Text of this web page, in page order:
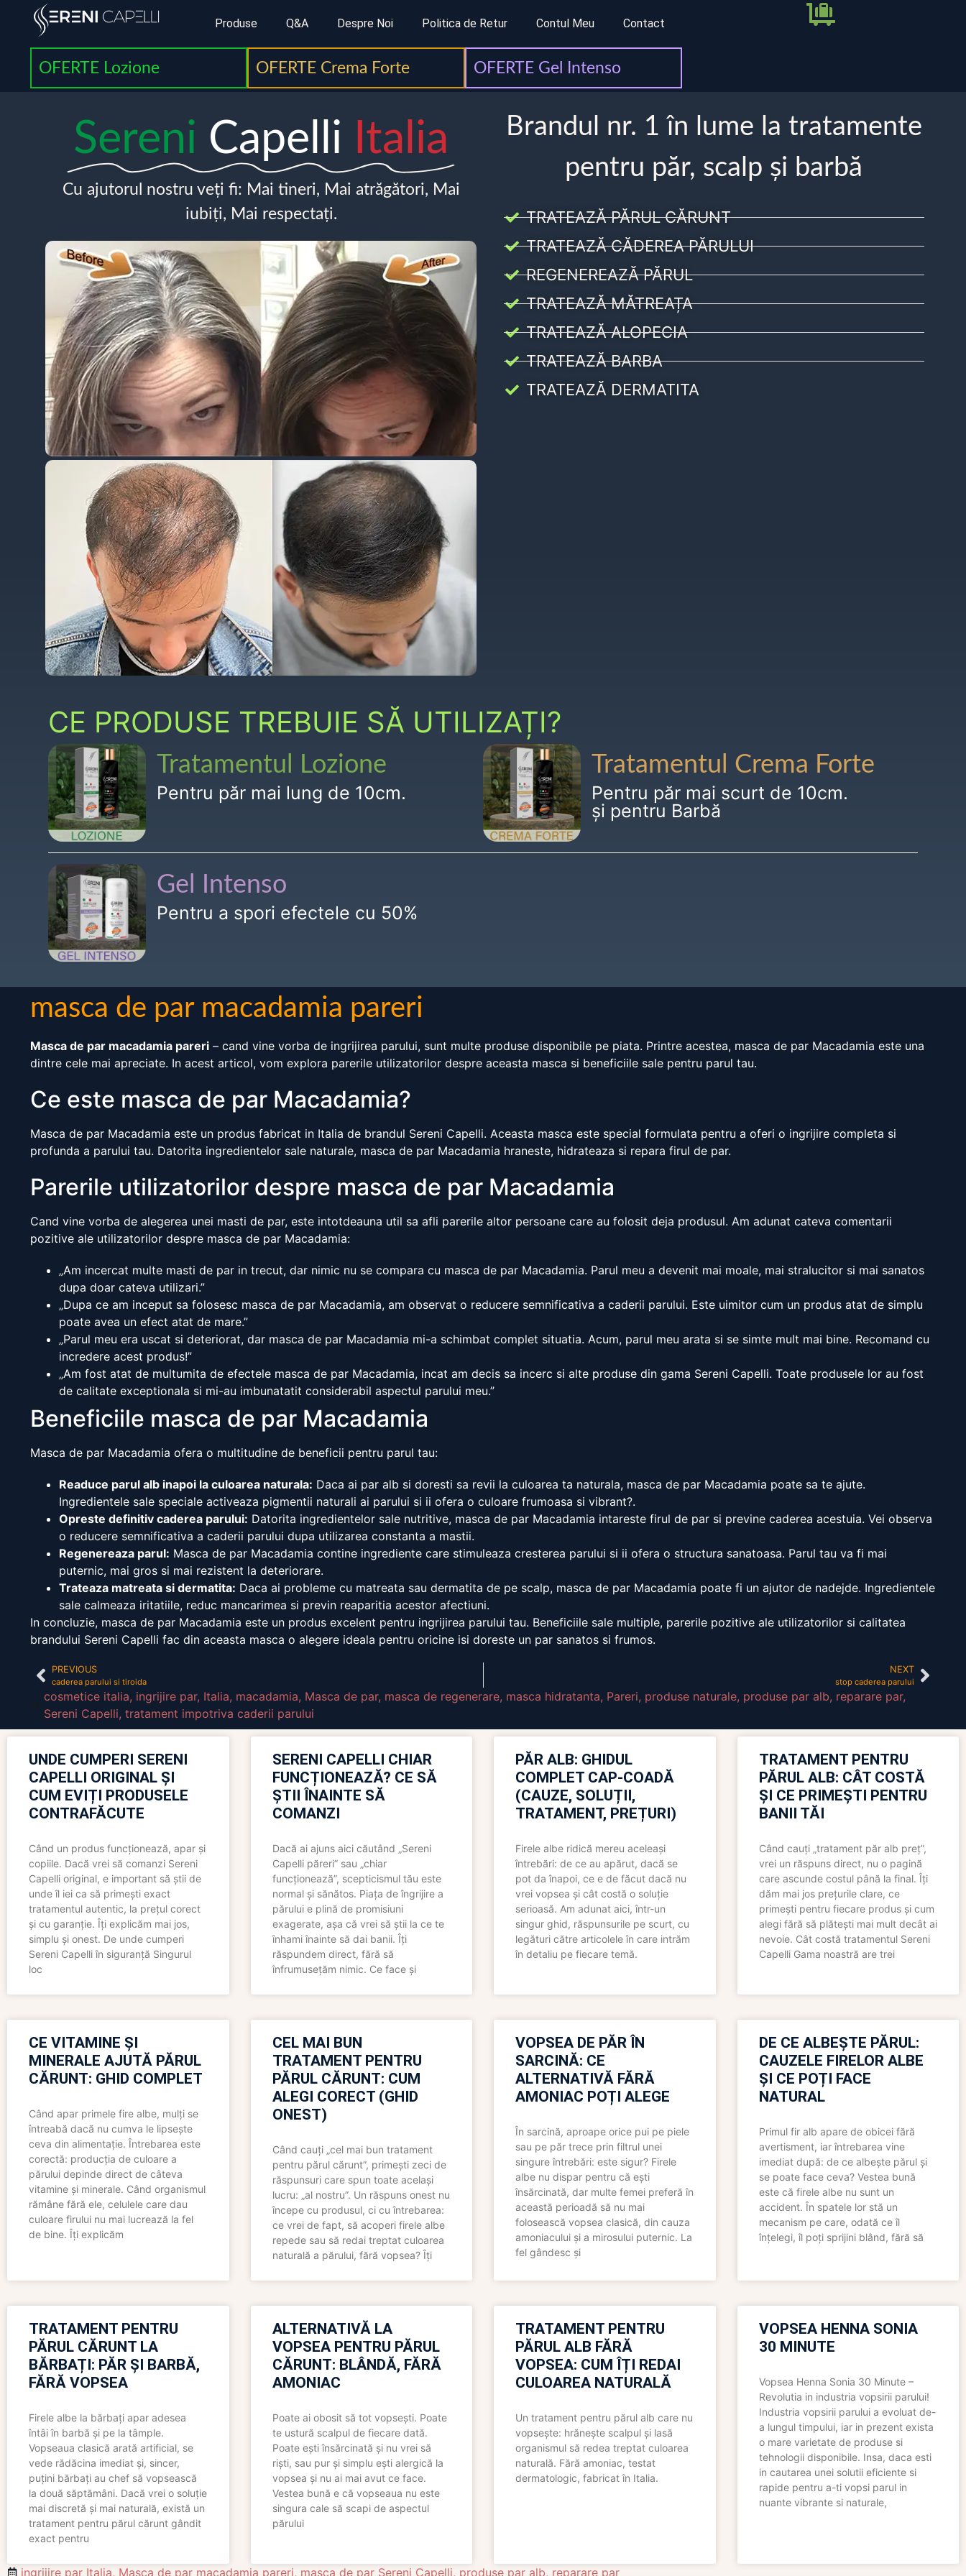
Produse Q&A Despre Noi Politica de Retur Contul Meu Contact
OFERTE Lozione OFERTE Crema Forte OFERTE Gel Intenso
Sereni Capelli Italia
Cu ajutorul nostru veți fi: Mai tineri, Mai atrăgători, Mai
iubiți, Mai respectați.
Brandul nr. 1 în lume la tratamente
pentru păr, scalp și barbă
TRATEAZĂ PĂRUL CĂRUNT
TRATEAZĂ CĂDEREA PĂRULUI
REGENEREAZĂ PĂRUL
TRATEAZĂ MĂTREAȚA
TRATEAZĂ ALOPECIA
TRATEAZĂ BARBA
TRATEAZĂ DERMATITA
CE PRODUSE TREBUIE SĂ UTILIZAȚI?
Tratamentul Lozione
Pentru păr mai lung de 10cm.
Tratamentul Crema Forte
Pentru păr mai scurt de 10cm.
și pentru Barbă
Gel Intenso
Pentru a spori efectele cu 50%
masca de par macadamia pareri
Masca de par macadamia pareri – cand vine vorba de ingrijirea parului, sunt multe produse disponibile pe piata. Printre acestea, masca de par Macadamia este una
dintre cele mai apreciate. In acest articol, vom explora parerile utilizatorilor despre aceasta masca si beneficiile sale pentru parul tau.
Ce este masca de par Macadamia?
Masca de par Macadamia este un produs fabricat in Italia de brandul Sereni Capelli. Aceasta masca este special formulata pentru a oferi o ingrijire completa si
profunda a parului tau. Datorita ingredientelor sale naturale, masca de par Macadamia hraneste, hidrateaza si repara firul de par.
Parerile utilizatorilor despre masca de par Macadamia
Cand vine vorba de alegerea unei masti de par, este intotdeauna util sa afli parerile altor persoane care au folosit deja produsul. Am adunat cateva comentarii
pozitive ale utilizatorilor despre masca de par Macadamia:
„Am incercat multe masti de par in trecut, dar nimic nu se compara cu masca de par Macadamia. Parul meu a devenit mai moale, mai stralucitor si mai sanatos
dupa doar cateva utilizari.”
„Dupa ce am inceput sa folosesc masca de par Macadamia, am observat o reducere semnificativa a caderii parului. Este uimitor cum un produs atat de simplu
poate avea un efect atat de mare.”
„Parul meu era uscat si deteriorat, dar masca de par Macadamia mi-a schimbat complet situatia. Acum, parul meu arata si se simte mult mai bine. Recomand cu
incredere acest produs!”
„Am fost atat de multumita de efectele masca de par Macadamia, incat am decis sa incerc si alte produse din gama Sereni Capelli. Toate produsele lor au fost
de calitate exceptionala si mi-au imbunatatit considerabil aspectul parului meu.”
Beneficiile masca de par Macadamia
Masca de par Macadamia ofera o multitudine de beneficii pentru parul tau:
Readuce parul alb inapoi la culoarea naturala: Daca ai par alb si doresti sa revii la culoarea ta naturala, masca de par Macadamia poate sa te ajute.
Ingredientele sale speciale activeaza pigmentii naturali ai parului si ii ofera o culoare frumoasa si vibrant?.
Opreste definitiv caderea parului: Datorita ingredientelor sale nutritive, masca de par Macadamia intareste firul de par si previne caderea acestuia. Vei observa
o reducere semnificativa a caderii parului dupa utilizarea constanta a mastii.
Regenereaza parul: Masca de par Macadamia contine ingrediente care stimuleaza cresterea parului si ii ofera o structura sanatoasa. Parul tau va fi mai
puternic, mai gros si mai rezistent la deteriorare.
Trateaza matreata si dermatita: Daca ai probleme cu matreata sau dermatita de pe scalp, masca de par Macadamia poate fi un ajutor de nadejde. Ingredientele
sale calmeaza iritatiile, reduc mancarimea si previn reaparitia acestor afectiuni.
In concluzie, masca de par Macadamia este un produs excelent pentru ingrijirea parului tau. Beneficiile sale multiple, parerile pozitive ale utilizatorilor si calitatea
brandului Sereni Capelli fac din aceasta masca o alegere ideala pentru oricine isi doreste un par sanatos si frumos.
PREVIOUS
caderea parului si tiroida
NEXT
stop caderea parului
cosmetice italia, ingrijire par, Italia, macadamia, Masca de par, masca de regenerare, masca hidratanta, Pareri, produse naturale, produse par alb, reparare par,
Sereni Capelli, tratament impotriva caderii parului
UNDE CUMPERI SERENI
CAPELLI ORIGINAL ȘI
CUM EVIȚI PRODUSELE
CONTRAFĂCUTE
Când un produs funcționează, apar și
copiile. Dacă vrei să comanzi Sereni
Capelli original, e important să știi de
unde îl iei ca să primești exact
tratamentul autentic, la prețul corect
și cu garanție. Îți explicăm mai jos,
simplu și onest. De unde cumperi
Sereni Capelli în siguranță Singurul
loc
SERENI CAPELLI CHIAR
FUNCȚIONEAZĂ? CE SĂ
ȘTII ÎNAINTE SĂ
COMANZI
Dacă ai ajuns aici căutând „Sereni
Capelli păreri” sau „chiar
funcționează”, scepticismul tău este
normal și sănătos. Piața de îngrijire a
părului e plină de promisiuni
exagerate, așa că vrei să știi la ce te
înhami înainte să dai banii. Îți
răspundem direct, fără să
înfrumusețăm nimic. Ce face și
PĂR ALB: GHIDUL
COMPLET CAP-COADĂ
(CAUZE, SOLUȚII,
TRATAMENT, PREȚURI)
Firele albe ridică mereu aceleași
întrebări: de ce au apărut, dacă se
pot da înapoi, ce e de făcut dacă nu
vrei vopsea și cât costă o soluție
serioasă. Am adunat aici, într-un
singur ghid, răspunsurile pe scurt, cu
legături către articolele în care intrăm
în detaliu pe fiecare temă.
TRATAMENT PENTRU
PĂRUL ALB: CÂT COSTĂ
ȘI CE PRIMEȘTI PENTRU
BANII TĂI
Când cauți „tratament păr alb preț”,
vrei un răspuns direct, nu o pagină
care ascunde costul până la final. Îți
dăm mai jos prețurile clare, ce
primești pentru fiecare produs și cum
alegi fără să plătești mai mult decât ai
nevoie. Cât costă tratamentul Sereni
Capelli Gama noastră are trei
CE VITAMINE ȘI
MINERALE AJUTĂ PĂRUL
CĂRUNT: GHID COMPLET
Când apar primele fire albe, mulți se
întreabă dacă nu cumva le lipsește
ceva din alimentație. Întrebarea este
corectă: producția de culoare a
părului depinde direct de câteva
vitamine și minerale. Când organismul
rămâne fără ele, celulele care dau
culoare firului nu mai lucrează la fel
de bine. Îți explicăm
CEL MAI BUN
TRATAMENT PENTRU
PĂRUL CĂRUNT: CUM
ALEGI CORECT (GHID
ONEST)
Când cauți „cel mai bun tratament
pentru părul cărunt”, primești zeci de
răspunsuri care spun toate același
lucru: „al nostru”. Un răspuns onest nu
începe cu produsul, ci cu întrebarea:
ce vrei de fapt, să acoperi firele albe
repede sau să redai treptat culoarea
naturală a părului, fără vopsea? Îți
VOPSEA DE PĂR ÎN
SARCINĂ: CE
ALTERNATIVĂ FĂRĂ
AMONIAC POȚI ALEGE
În sarcină, aproape orice pui pe piele
sau pe păr trece prin filtrul unei
singure întrebări: este sigur? Firele
albe nu dispar pentru că ești
însărcinată, dar multe femei preferă în
această perioadă să nu mai
folosească vopsea clasică, din cauza
amoniacului și a mirosului puternic. La
fel gândesc și
DE CE ALBEȘTE PĂRUL:
CAUZELE FIRELOR ALBE
ȘI CE POȚI FACE
NATURAL
Primul fir alb apare de obicei fără
avertisment, iar întrebarea vine
imediat după: de ce albește părul și
se poate face ceva? Vestea bună
este că firele albe nu sunt un
accident. În spatele lor stă un
mecanism pe care, odată ce îl
înțelegi, îl poți sprijini blând, fără să
TRATAMENT PENTRU
PĂRUL CĂRUNT LA
BĂRBAȚI: PĂR ȘI BARBĂ,
FĂRĂ VOPSEA
Firele albe la bărbați apar adesea
întâi în barbă și pe la tâmple.
Vopseaua clasică arată artificial, se
vede rădăcina imediat și, sincer,
puțini bărbați au chef să vopsească
la două săptămâni. Dacă vrei o soluție
mai discretă și mai naturală, există un
tratament pentru părul cărunt gândit
exact pentru
ALTERNATIVĂ LA
VOPSEA PENTRU PĂRUL
CĂRUNT: BLÂNDĂ, FĂRĂ
AMONIAC
Poate ai obosit să tot vopsești. Poate
te ustură scalpul de fiecare dată.
Poate ești însărcinată și nu vrei să
riști, sau pur și simplu ești alergică la
vopsea și nu ai mai avut ce face.
Vestea bună e că vopseaua nu este
singura cale să scapi de aspectul
părului
TRATAMENT PENTRU
PĂRUL ALB FĂRĂ
VOPSEA: CUM ÎȚI REDAI
CULOAREA NATURALĂ
Un tratament pentru părul alb care nu
vopsește: hrănește scalpul și lasă
organismul să redea treptat culoarea
naturală. Fără amoniac, testat
dermatologic, fabricat în Italia.
VOPSEA HENNA SONIA
30 MINUTE
Vopsea Henna Sonia 30 Minute –
Revolutia in industria vopsirii parului!
Industria vopsirii parului a evoluat de-
a lungul timpului, iar in prezent exista
o mare varietate de produse si
tehnologii disponibile. Insa, daca esti
in cautarea unei solutii eficiente si
rapide pentru a-ti vopsi parul in
nuante vibrante si naturale,
ingrijire par Italia, Masca de par macadamia pareri, masca de par Sereni Capelli, produse par alb, reparare par